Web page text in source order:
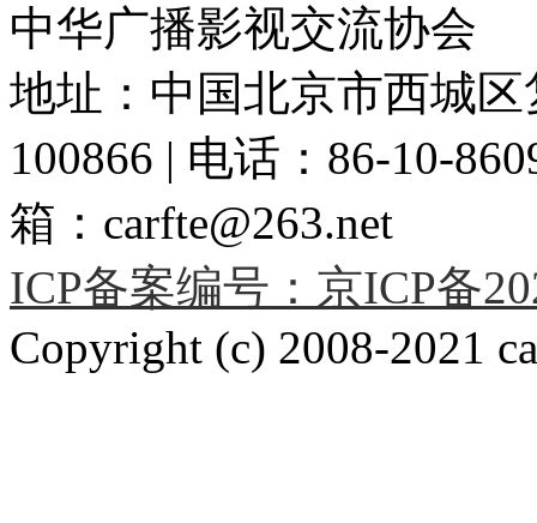
中华广播影视交流协会
地址：中国北京市西城
100866 | 电话：86-10-
箱：carfte@263.net
ICP备案编号：京ICP备
Copyright (c) 2008-2021